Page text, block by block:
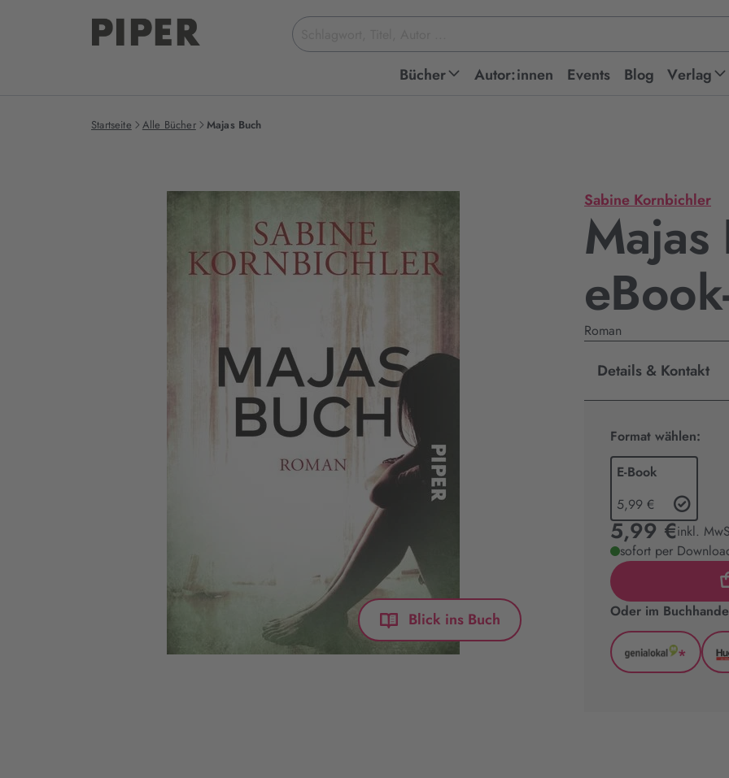
Suchbegriff
eingeben
Bücher Autor:innen Events Blog Verlag
Startseite Alle Bücher Majas Buch
Blick ins Buch
Sabine Kornbichler
Majas
Roman
Details & Kontakt
Format wählen:
E-Book
5,99 €
5,99 €inkl.
sofort per
Oder im
*